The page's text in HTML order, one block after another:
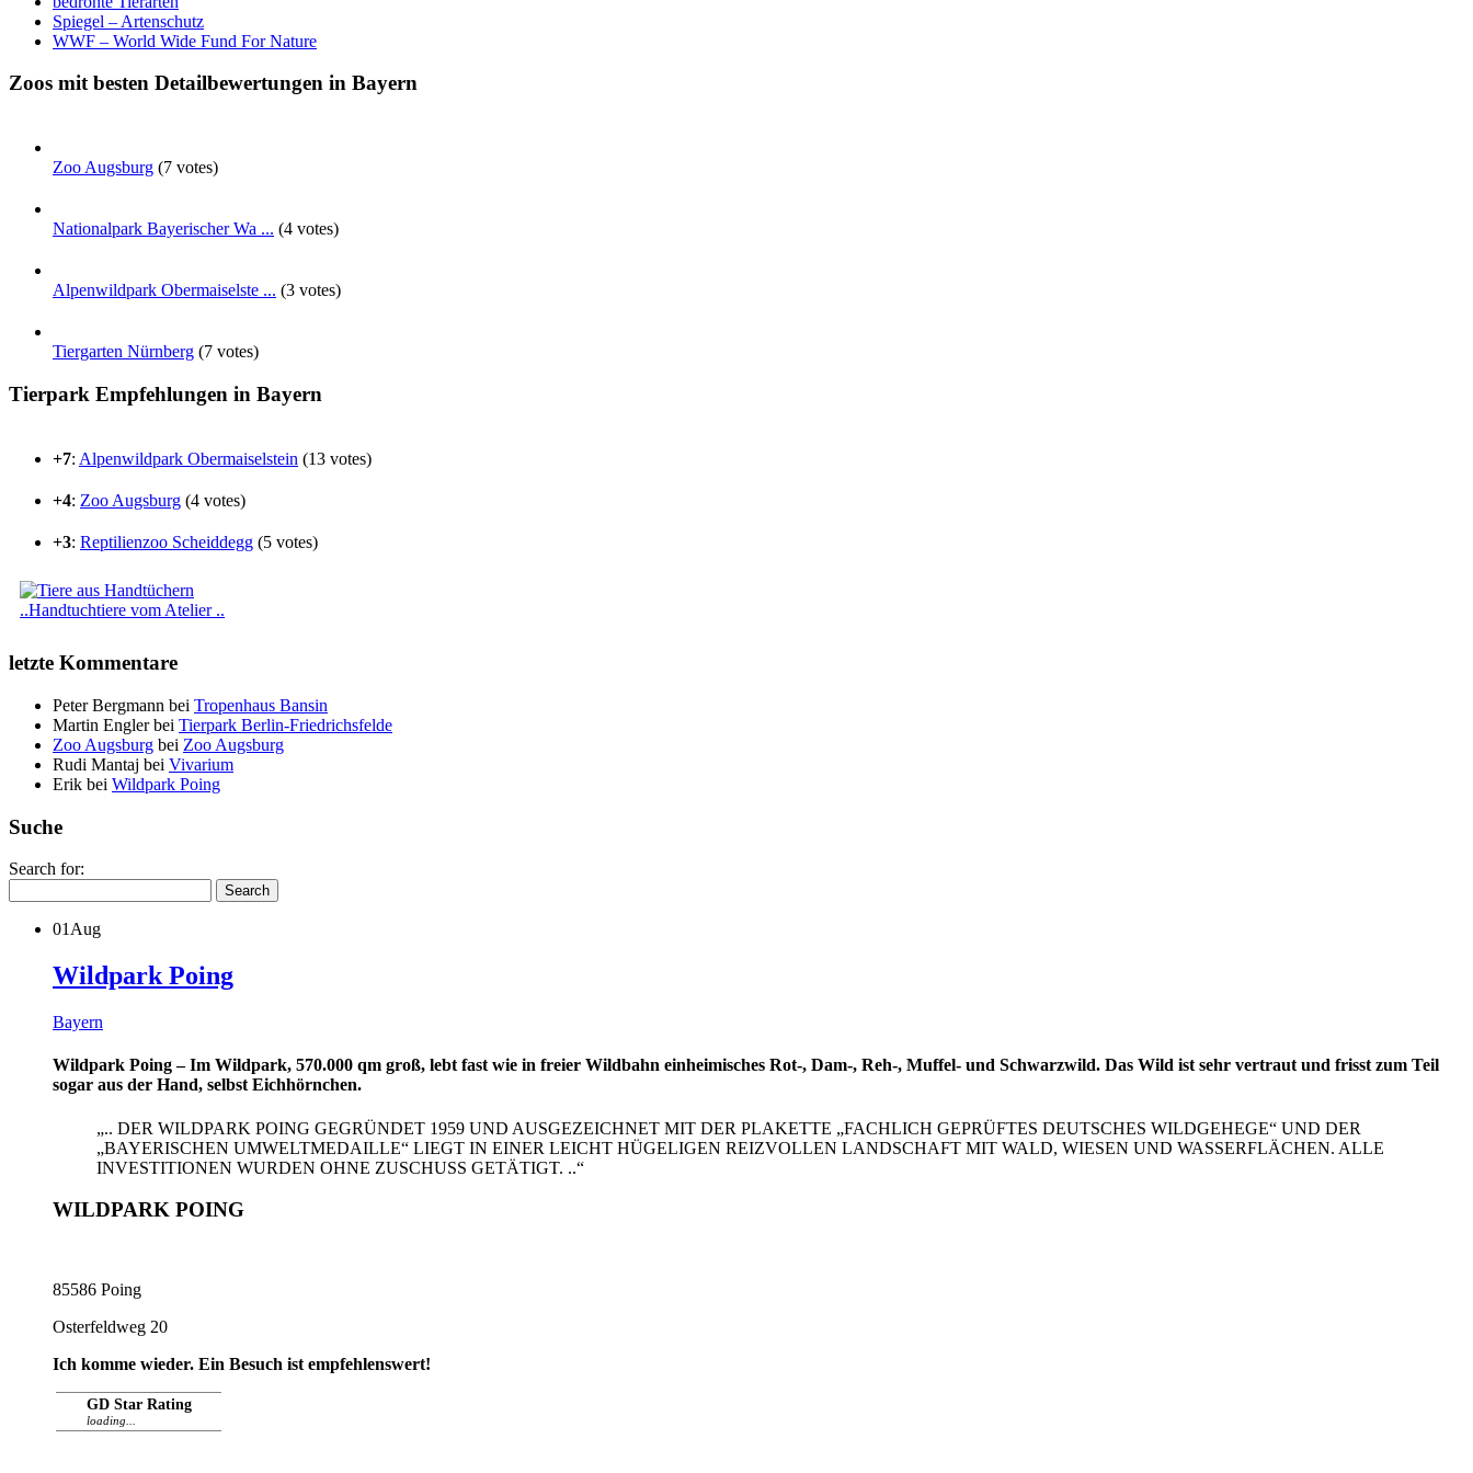
Spiegel – Artenschutz
WWF – World Wide Fund For Nature
Zoos mit besten Detailbewertungen in Bayern
Zoo Augsburg (7 votes)
Nationalpark Bayerischer Wa ... (4 votes)
Alpenwildpark Obermaiselste ... (3 votes)
Tiergarten Nürnberg (7 votes)
Tierpark Empfehlungen in Bayern
+7: Alpenwildpark Obermaiselstein (13 votes)
+4: Zoo Augsburg (4 votes)
+3: Reptilienzoo Scheiddegg (5 votes)
..Handtuchtiere vom Atelier ..
letzte Kommentare
Peter Bergmann bei Tropenhaus Bansin
Martin Englerbei Tierpark Berlin-Friedrichsfelde
Zoo Augsburg bei Zoo Augsburg
Rudi Mantaj bei Vivarium
Erik bei Wildpark Poing
Suche
Search for:
01Aug
Wildpark Poing
Bayern
Wildpark Poing – Im Wildpark, 570.000 qm groß, lebt fast wie in freier Wildbahn einheimisches Rot-, Dam-, Reh-, Muffel- und Schwarzwild. Das Wild ist sehr vertraut und frisst zum Teil
sogar aus der Hand, selbst Eichhörnchen.
„.. DER WILDPARK POING GEGRÜNDET 1959 UND AUSGEZEICHNET MIT DER PLAKETTE „FACHLICH GEPRÜFTES DEUTSCHES WILDGEHEGE“ UND DER
„BAYERISCHEN UMWELTMEDAILLE“ LIEGT IN EINER LEICHT HÜGELIGEN REIZVOLLEN LANDSCHAFT MIT WALD, WIESEN UND WASSERFLÄCHEN. ALLE
INVESTITIONEN WURDEN OHNE ZUSCHUSS GETÄTIGT. ..“
WILDPARK POING
85586 Poing
Osterfeldweg 20
Ich komme wieder. Ein Besuch ist empfehlenswert!
GD Star Rating
loading...